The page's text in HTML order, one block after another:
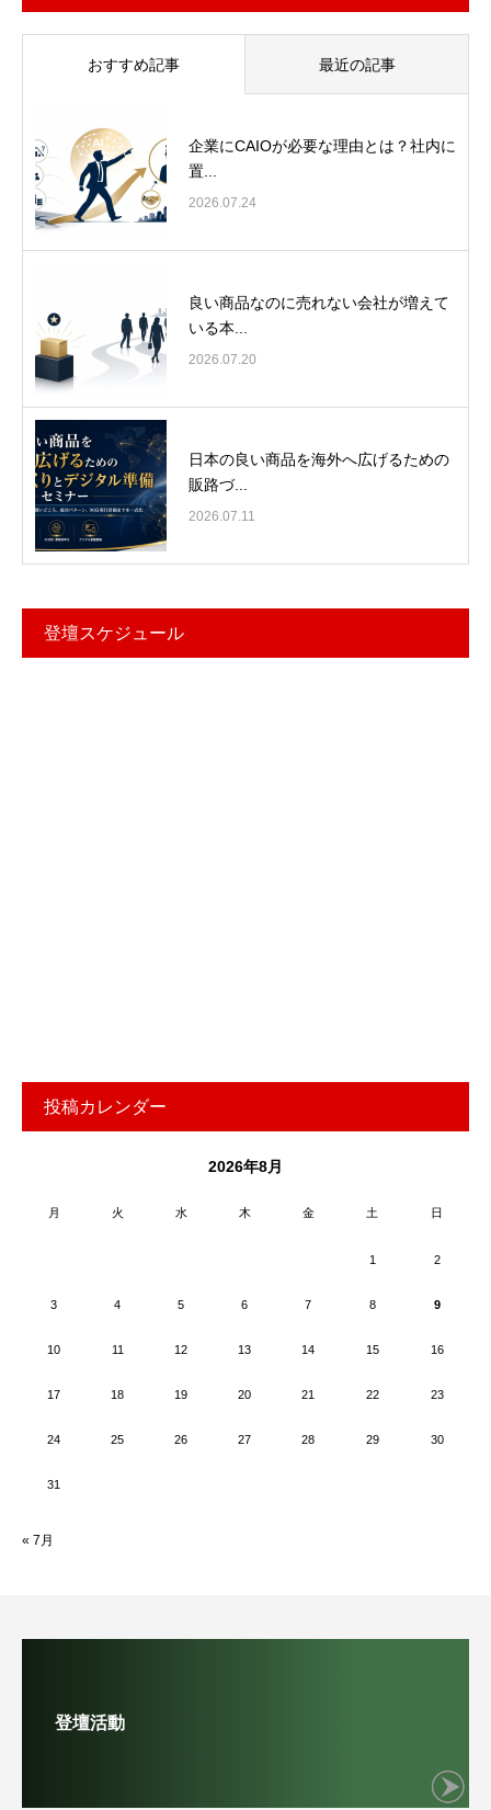
おすすめ記事 最近の記事
企業にCAIOが必要な理由とは？社内に
置...
2026.07.24
良い商品なのに売れない会社が増えて
いる本...
2026.07.20
日本の良い商品を海外へ広げるための
販路づ...
2026.07.11
登壇スケジュール
投稿カレンダー
2026年8月
月 火 水 木 金 土 日
1 2
3 4 5 6 7 8 9
10 11 12 13 14 15 16
17 18 19 20 21 22 23
24 25 26 27 28 29 30
31
« 7月
登壇活動